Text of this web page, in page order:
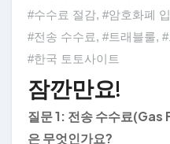
#수수료 절감, #암호화폐
#전송 수수료, #트래블룰,
#한국 토토사이트
잠깐만요!
질문 1: 전송 수수료(Gas
은 무엇인가요?